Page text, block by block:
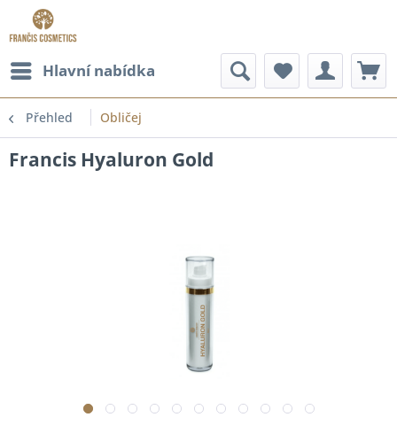
Hlavní nabídka
Přehled Obličej
Francis Hyaluron Gold